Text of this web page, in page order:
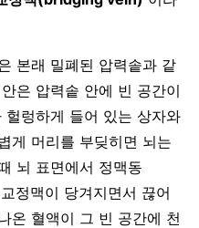
본래 밀폐된 압력솥과 같
은 압력솥 안에 빈 공간이
렁하게 들어 있는 상자와
게 머리를 부딪히면 뇌는
뇌 표면에서 정맥동
정맥이 당겨지면서 끊어
온 혈액이 그 빈 공간에 천